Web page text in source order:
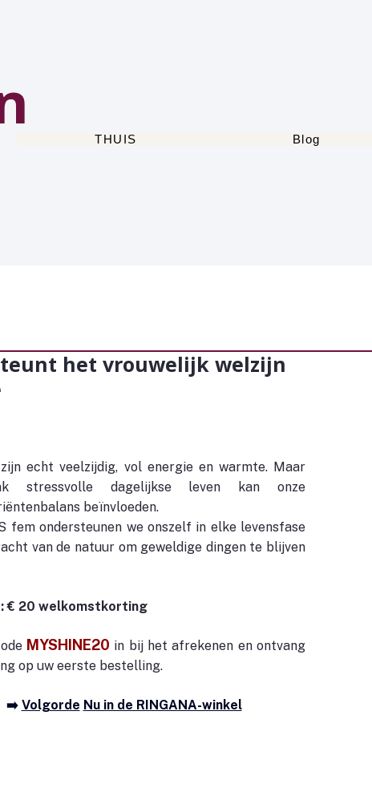
THUIS Blog
het vrouwelijk welzijn
echt veelzijdig, vol energie en warmte. Maar
stressvolle dagelijkse leven kan onze
beïnvloeden.
fem ondersteunen we onszelf in elke levensfase
van de natuur om geweldige dingen te blijven
€ 20 welkomstkorting
MYSHINE20 in bij het afrekenen en ontvang
op uw eerste bestelling.
➡️ Volgorde Nu in de RINGANA-winkel